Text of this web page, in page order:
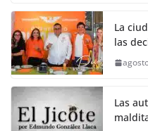
La
las
Las